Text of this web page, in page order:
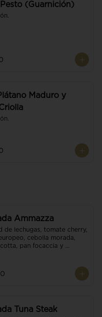
Pesto (Guarnición)
Maduro y
Ammazza
de lechugas, tomate cherry,
cebolla morada,
pan focaccia y
Tuna Steak